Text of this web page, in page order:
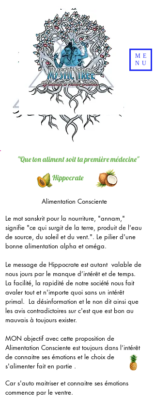
ME
NU
"Que ton aliment soit ta première médecine"
Hippocrate
Alimentation Consciente
Le mot sanskrit pour la nourriture, "annam,"
signifie "ce qui surgit de la terre, produit de l'eau
de source, du soleil et du vent.". Le pilier d'une
bonne alimentation alpha et oméga.
Le message de Hippocrate est autant valable de
nous jours par le manque d’intérêt et de temps.
La facilité, la rapidité de notre société nous fait
avaler tout et n'importe quoi sans un intérêt
primal. La désinformation et le non dit ainsi que
les avis contradictoires sur c'est que est bon au
mauvais à toujours exister.
MON objectif avec cette proposition de
Alimentation Consciente est toujours dans l’intérêt
de connaitre ses émotions et le choix de
s'alimenter fait en partie .
Car s'auto maitriser et connaitre ses émotions
commence par le ventre.